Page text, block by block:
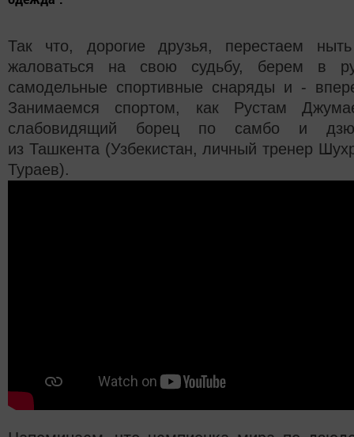
Так что, дорогие друзья, перестаем
жаловаться на свою судьбу, берем в
самодельные спортивные снаряды и -
Занимаемся спортом, как Рустам
слабовидящий борец по самбо и
из Ташкента (Узбекистан, личный тренер
Тураев).